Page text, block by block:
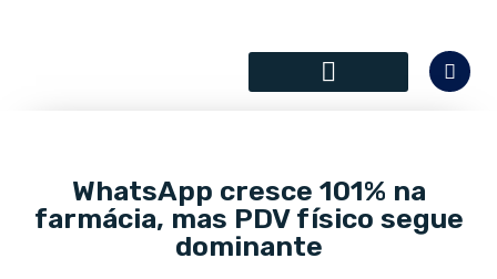
WhatsApp cresce 101% na
farmácia, mas PDV físico segue
dominante